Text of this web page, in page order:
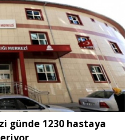
günde 1230 hastaya